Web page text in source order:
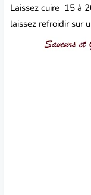
Laissez cuire 15 à
laissez refroidir sur